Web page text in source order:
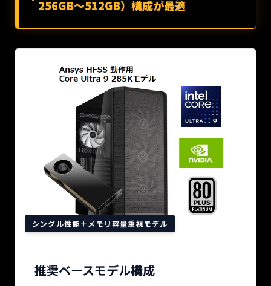
256GB〜512GB）構成が最適
シングル性能＋メモリ容量重視モデル
推奨ベースモデル構成